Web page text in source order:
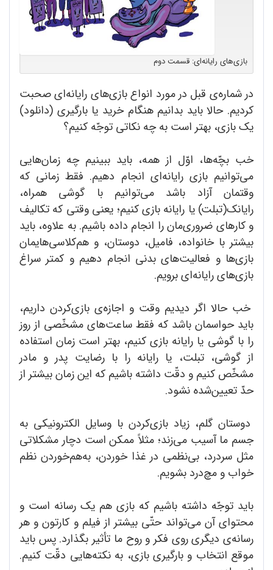
بازی‌های رایانه‌ای: قسمت دوم
در شماره‌ی قبل در مورد انواع بازی‌های رایانه‌ای صحبت
کردیم. حالا باید بدانیم هنگام خرید یا بارگیری (دانلود)
یک بازی، بهتر است به چه نکاتی توجّه کنیم؟
خب بچّه‌ها، اوّل از همه، باید ببینیم چه زمان‌هایی
می‌توانیم بازی رایانه‌ای انجام دهیم. فقط زمانی که
وقتمان آزاد باشد می‌توانیم با گوشی همراه،
رایانک(تبلت) یا رایانه بازی کنیم؛ یعنی وقتی که تکالیف
و کارهای ضروری‌مان را انجام داده باشیم. به علاوه، باید
بیشتر با خانواده، فامیل، دوستان، و هم‌کلاسی‌هایمان
بازی‌ها و فعالیت‌های بدنی انجام دهیم و کمتر سراغ
بازی‌های رایانه‌ای برویم.
خب حالا اگر دیدیم وقت و اجازه‌ی بازی‌کردن داریم،
باید حواسمان باشد که فقط ساعت‌های مشخّصی از روز
را با گوشی یا رایانه بازی کنیم، بهتر است زمان استفاده
از گوشی، تبلت، یا رایانه را با رضایت پدر و مادر
مشخّص کنیم و دقّت داشته باشیم که این زمان بیشتر از
حدّ تعیین‌شده نشود.
دوستان گلم، زیاد بازی‌کردن با وسایل الکترونیکی به
جسم ما آسیب می‌زند؛ مثلاً ممکن است دچار مشکلاتی
مثل سردرد، بی‌نظمی در غذا خوردن، به‌هم‌خوردن نظم
خواب و مچ‌درد بشویم.
باید توجّه داشته باشیم که بازی هم یک رسانه است و
محتوای آن می‌تواند حتّی بیشتر از فیلم و کارتون و هر
رسانه‌ی دیگری روی فکر و روح ما تأثیر بگذارد. پس باید
موقع انتخاب و بارگیری بازی، به نکته‌هایی دقّت کنیم.